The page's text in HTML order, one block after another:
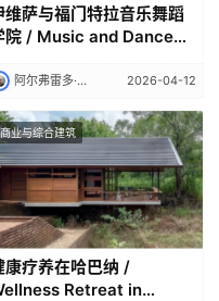
维萨与福门特拉音乐舞蹈
院 / Music and Dance
| 阿尔弗雷多·帕
阿尔弗雷多·帕亚｜Alfredo Payá 2026-04-12
商业与综合建筑
康疗养在哈巴纳 /
Retreat in